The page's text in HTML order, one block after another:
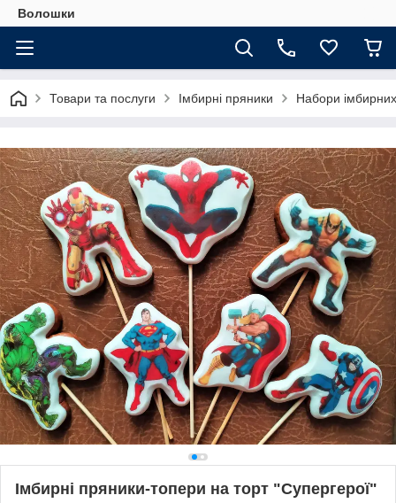
Волошки
Товари та послуги Імбирні пряники Набори
Імбирні пряники-топери на торт "Супергерої"